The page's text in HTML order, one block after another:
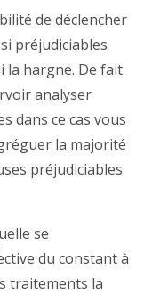
de déclencher
préjudiciables
la hargne. De fait
analyser
dans ce cas vous
la majorité
préjudiciables
se
du constant à
traitements la